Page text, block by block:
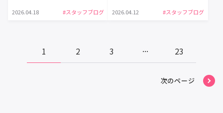
2026.04.18 #スタッフブログ 2026.04.12 #スタッフブログ
1 2 3 ...
次のページ
23